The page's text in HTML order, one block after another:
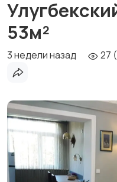
53м²
3 недели назад 27